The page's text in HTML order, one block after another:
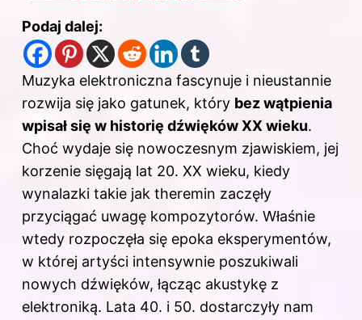
Podaj dalej:
Muzyka elektroniczna fascynuje i nieustannie
rozwija się jako gatunek, który bez wątpienia
wpisał się w historię dźwięków XX wieku.
Choć wydaje się nowoczesnym zjawiskiem, jej
korzenie sięgają lat 20. XX wieku, kiedy
wynalazki takie jak theremin zaczęły
przyciągać uwagę kompozytorów. Właśnie
wtedy rozpoczęła się epoka eksperymentów,
w której artyści intensywnie poszukiwali
nowych dźwięków, łącząc akustykę z
elektroniką. Lata 40. i 50. dostarczyły nam